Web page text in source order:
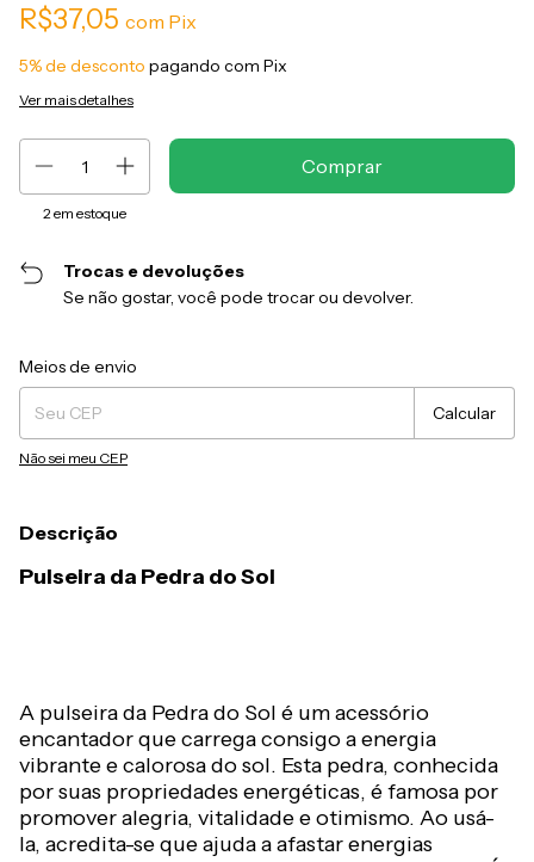
R$37,05 com Pix
5% de desconto pagando com Pix
Ver mais detalhes
2em estoque
Trocas e devoluções
Se não gostar, você pode trocar ou devolver.
Entregas para o CEP:
Meios de envio
Calcular
Não sei meu CEP
Descrição
Pulseira da Pedra do Sol
A pulseira da Pedra do Sol é um acessório
encantador que carrega consigo a energia
vibrante e calorosa do sol. Esta pedra, conhecida
por suas propriedades energéticas, é famosa por
promover alegria, vitalidade e otimismo. Ao usá-
la, acredita-se que ajuda a afastar energias